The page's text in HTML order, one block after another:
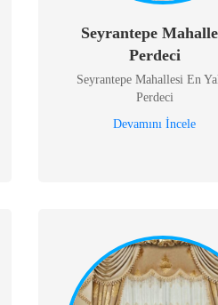
Seyrantepe
Perdeci
Seyrantepe Mahallesi En
Perdeci
Devamını İncele